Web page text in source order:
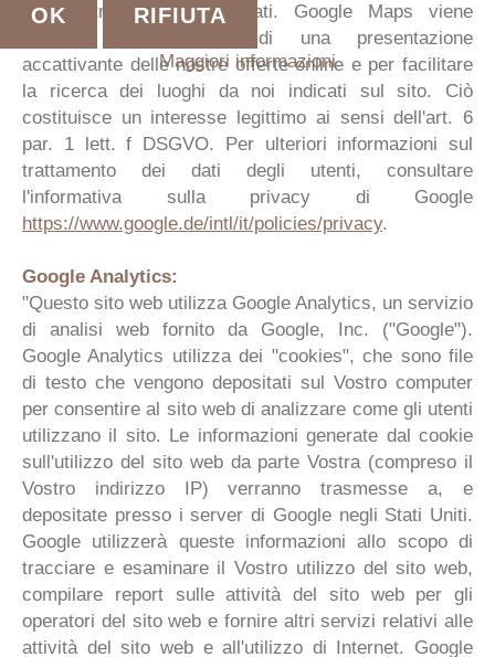
questa trasmissione di dati. Google Maps viene
utilizzato nell'interesse di una presentazione
accattivante delle nostre offerte online e per facilitare
la ricerca dei luoghi da noi indicati sul sito. Ciò
costituisce un interesse legittimo ai sensi dell'art. 6
par. 1 lett. f DSGVO. Per ulteriori informazioni sul
trattamento dei dati degli utenti, consultare
l'informativa sulla privacy di Google
https://www.google.de/intl/it/policies/privacy.
Google Analytics:
"Questo sito web utilizza Google Analytics, un servizio
di analisi web fornito da Google, Inc. ("Google").
Google Analytics utilizza dei "cookies", che sono file
di testo che vengono depositati sul Vostro computer
per consentire al sito web di analizzare come gli utenti
utilizzano il sito. Le informazioni generate dal cookie
sull'utilizzo del sito web da parte Vostra (compreso il
Vostro indirizzo IP) verranno trasmesse a, e
depositate presso i server di Google negli Stati Uniti.
Google utilizzerà queste informazioni allo scopo di
tracciare e esaminare il Vostro utilizzo del sito web,
compilare report sulle attività del sito web per gli
operatori del sito web e fornire altri servizi relativi alle
attività del sito web e all'utilizzo di Internet. Google
OK RIFIUTA
Maggiori informazioni